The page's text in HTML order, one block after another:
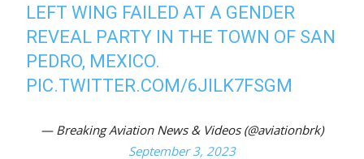
LEFT WING FAILED AT A GENDER
REVEAL PARTY IN THE TOWN OF SAN
PEDRO, MEXICO.
PIC.TWITTER.COM/6JILK7FSGM
— Breaking Aviation News & Videos (@aviationbrk)
September 3, 2023